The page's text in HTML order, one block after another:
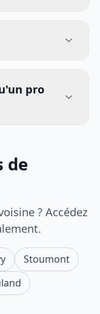
pro
de
? Accédez
Stoumont